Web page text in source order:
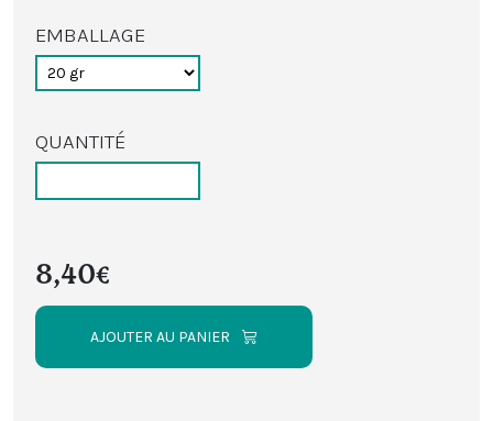
EMBALLAGE
QUANTITÉ
8,40€
AJOUTER AU PANIER